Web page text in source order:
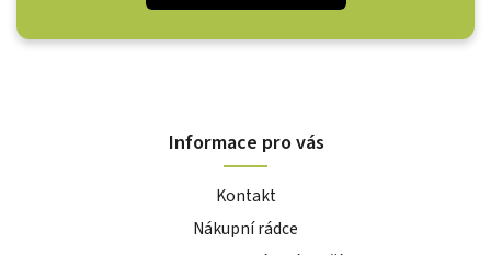
Informace pro vás
Kontakt
Nákupní rádce